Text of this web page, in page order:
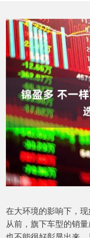
在大环境的影响下，
从前，旗下车型的销